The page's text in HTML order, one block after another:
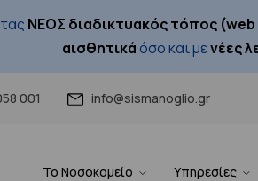
ΝΕΟΣ διαδικτυακός τόπος
αισθητικάόσο και μενέες
001 info@sismanoglio.gr
Το Νοσοκομείο Υπηρεσίες